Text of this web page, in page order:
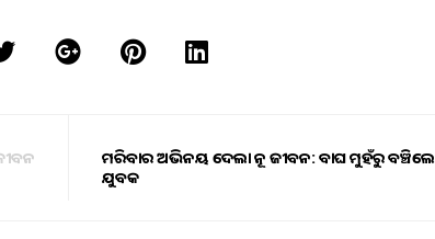
ମରିବାର ଅଭିନୟ ଦେଲା ନୂଆ ଜୀବନ: ବାଘ ମୁହଁରୁ ବଞ୍ଚିଲେ
ଯୁବକ